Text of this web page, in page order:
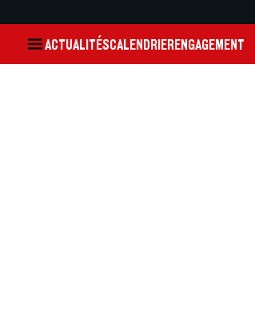
ACTUALITÉSCALENDRIERENGAGEMENT